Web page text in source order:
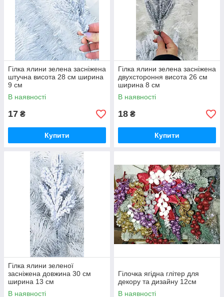
Гілка ялини зелена засніжена
штучна висота 28 см ширина
9 см
В наявності
17 ₴
Купити
Гілка ялини зелена засніжена
двухстороння висота 26 см
ширина 8 см
В наявності
18 ₴
Купити
Гілка ялини зеленої
засніжена довжина 30 см
ширина 13 см
В наявності
Гілочка ягідна глітер для
декору та дизайну 12см
В наявності